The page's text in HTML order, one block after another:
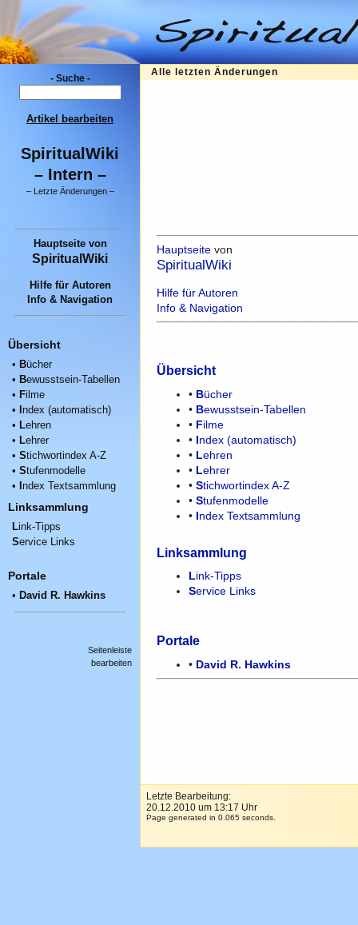
- Suche -
Artikel bearbeiten
SpiritualWiki
– Intern –
– Letzte Änderungen–
Hauptseitevon
SpiritualWiki
Hilfe für Autoren
Info & Navigation
Übersicht
• Bücher
• Bewusstsein-Tabellen
• Filme
• ndex (automatisch)
• Lehren
• Lehrer
• Stichwortindex A-Z
• Stufenmodelle
• ndex Textsammlung
Linksammlung
Link-Tipps
Service Links
Portale
• David R. Hawkins
Seitenleiste
bearbeiten
Alle letzten Änderungen
Hauptseitevon
SpiritualWiki
Hilfe für Autoren
Info & Navigation
Übersicht
• Bücher
• Bewusstsein-Tabellen
• Filme
• Index (automatisch)
• Lehren
• Lehrer
• Stichwortindex A-Z
• Stufenmodelle
• Index Textsammlung
Linksammlung
Link-Tipps
Service Links
Portale
• David R. Hawkins
Letzte Bearbeitung:
20.12.2010 um 13:17 Uhr
Page generated in 0.065 seconds.